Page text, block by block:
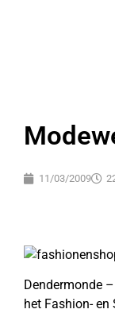
11/03/2009
Dendermonde
het Fashion-